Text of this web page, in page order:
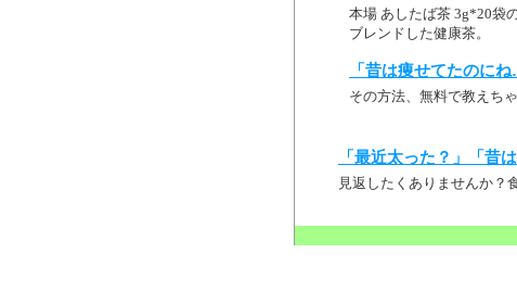
本場 あしたば茶 3g*20袋
ブレンドした健康茶。
「昔は痩せてたのに
その方法、無料で教えちゃ
「最近太った？」「昔
見返したくありませんか？